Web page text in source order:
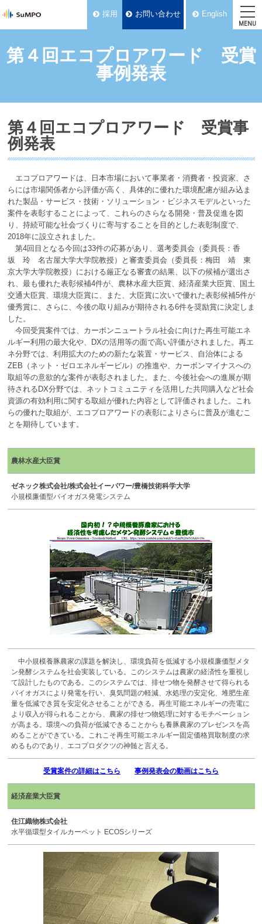
採用 お問い合わせ English
MENU
第４回エコプロアワード 受賞
事例発表
第４回エコプロアワード 受賞事
例発表
エコプロアワードは、日本市場において事業者・消費者・投資家、さ
らには市場関係者から評価が高く、具体的に優れた環境配慮が組み込ま
れた製品・サービス・技術・ソリューション・ビジネスモデルといった
案件を表彰することによって、これらのさらなる開発・普及促進を図
り、持続可能な社会づくりに寄与することを目的とした表彰制度で、
2018年に設立されました。
第4回目となる今回は33件の応募があり、選考委員会（委員長：香
坂 玲 名古屋大学大学院教授）と審査委員会（委員長：梅田 靖 東
京大学大学院教授）における厳正なる審査の結果、以下の候補が選出さ
れ、最も優れた表彰候補4件が、農林水産大臣賞、経済産業大臣賞、国土
交通大臣賞、環境大臣賞に、また、大臣賞に次いで優れた表彰候補5件が
優秀賞に、さらに、今後の取り組みが期待される6件を奨励賞に決定しま
した。
今回受賞案件では、カーボンニュートラル社会に向けた再生可能エネ
ルギー利用の最大化や、DXの活用等の面で高い評価がされました。再エ
ネ分野では、利用拡大のための新たな装置・サービス、自治体による
ZEB（ネット・ゼロエネルギービル）の推進や、カーボンマイナスへの
取組等の意欲的な案件が表彰されました。また、今後社会への進展が期
待されるDX分野では、ネットコミュニティを活用した共同購入など社会
資源の有効利用に関する取組が優れた内容として評価されました。これ
らの優れた取組が、エコプロアワードの表彰によりさらに普及が進むこ
とを期待しています。
農林水産大臣賞
ゼネック株式会社/株式会社イーパワー/豊橋技術科学大学
小規模廉価型バイオガス発電システム
中小規模養豚農家の課題を解決し、環境負荷を低減する小規模廉価型メタ
ン発酵システムを社会実装している。このシステムは農家の経済性を重視し
て設計したものである。このシステムでは、排せつ物を発酵させて得られる
バイオガスにより発電を行い、臭気問題の軽減、水処理の安定化、堆肥生産
量を低減でき質を安定化させることができる。再生可能エネルギーの売電に
より収入が得られることから、農家の排せつ物処理に対するモチベーション
が高まる。環境への負荷が低減できることからも養豚農家のプレゼンスを高
めることができている。これこそ再生可能エネルギー固定価格買取制度の求
めるものであり、エコプロダクツの神髄と言える。
受賞案件の詳細はこちら 事例発表会の動画はこちら
経済産業大臣賞
住江織物株式会社
水平循環型タイルカーペット ECOSシリーズ